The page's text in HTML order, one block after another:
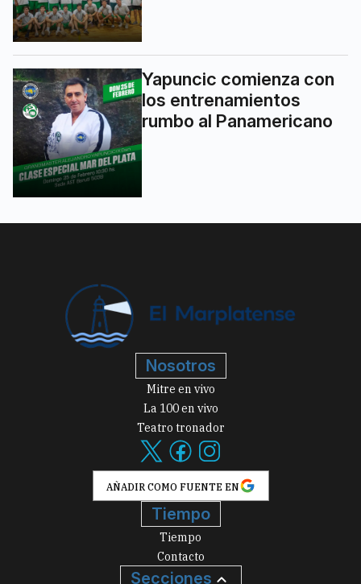
Yapuncic comienza con
los entrenamientos
rumbo al Panamericano
Nosotros
Mitre en vivo
La 100 en vivo
Teatro tronador
AÑADIR COMO FUENTE EN
Tiempo
Tiempo
Contacto
Secciones